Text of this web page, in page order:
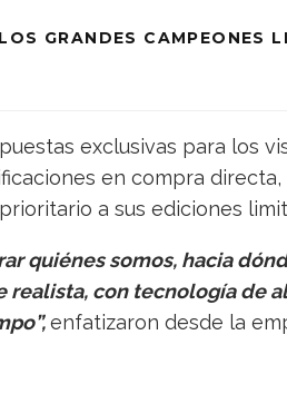
GRANDES CAMPEONES
exclusivas para los
en compra
a sus ediciones
quiénes somos, hacia
con tecnología de
enfatizaron desde la